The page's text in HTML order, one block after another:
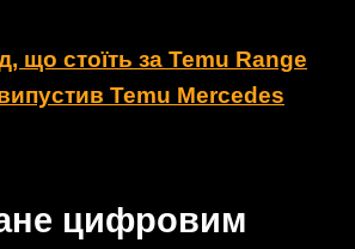
що стоїть за Temu Range
Temu Mercedes
цифровим